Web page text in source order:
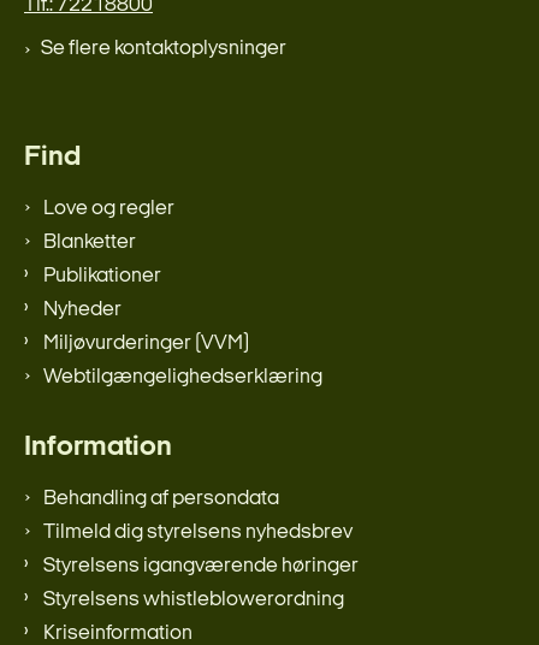
Tlf.: 72218800
Se flere kontaktoplysninger
Find
Love og regler
Blanketter
Publikationer
Nyheder
Miljøvurderinger (VVM)
Webtilgængelighedserklæring
Information
Behandling af persondata
Tilmeld dig styrelsens nyhedsbrev
Styrelsens igangværende høringer
Styrelsens whistleblowerordning
Kriseinformation